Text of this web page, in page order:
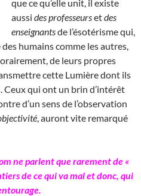
que ce qu’elle unit, il existe
aussi des professeursetdes
enseignantsde l’ésotérisme qui,
humains comme les autres,
de leurs propres
cette Lumière dont ils
qui ont un brin d’intérêt
d’un sens de l’observation
, auront vite remarqué
ne parlent que rarement de «
de ce qui va mal et donc, qui